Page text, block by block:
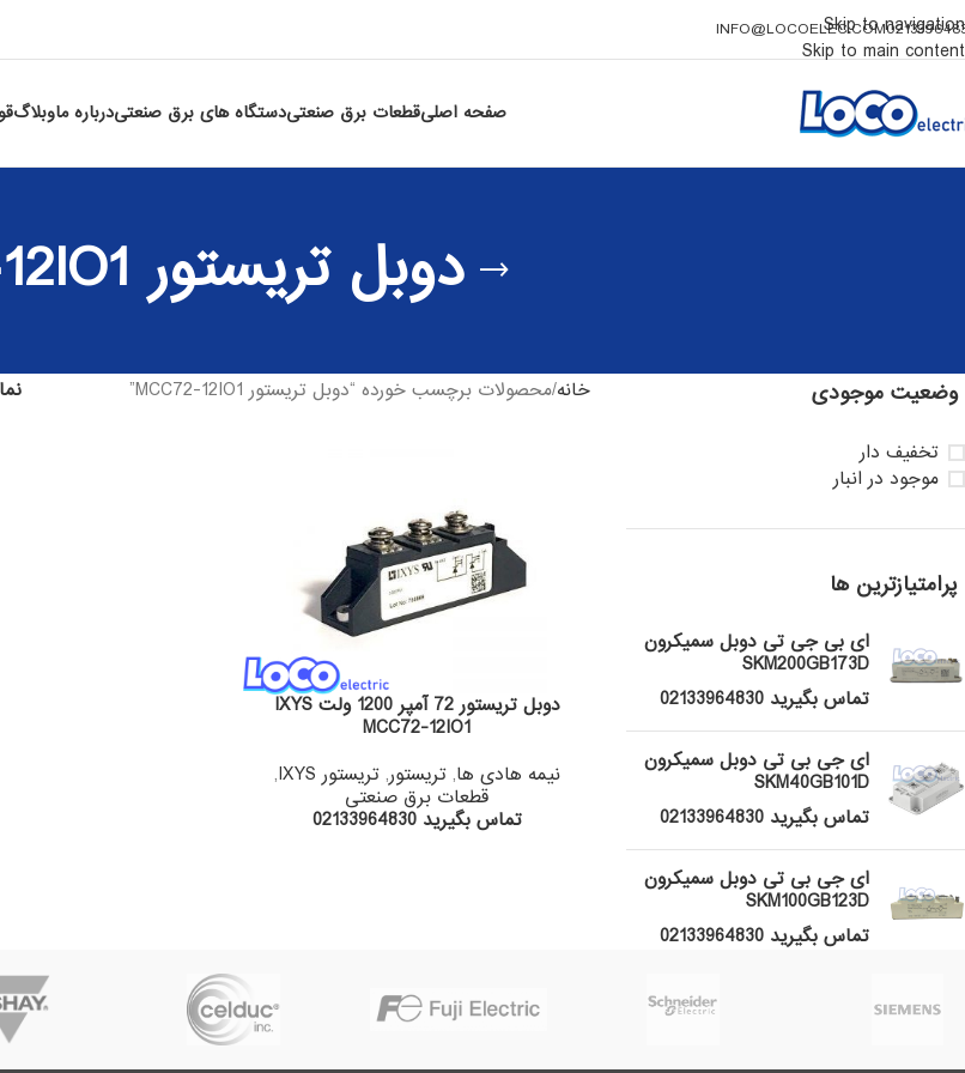
Skip to navigation
Skip to main content
INFO@LOCOELEC.COM
صفحه اصلیقطعات برق صنعتیدستگاه های برق صنعتیدرباره ماوبلاگ
دوبل تریستور MCC72-12IO1
وضعیت موجودی
تخفیف دار
موجود در انبار
پرامتیازترین ها
ای بی جی تی دوبل سمیکرون
SKM200GB173D
تماس بگیرید 02133964830
ای جی بی تی دوبل سمیکرون
SKM40GB101D
تماس بگیرید 02133964830
ای جی بی تی دوبل سمیکرون
SKM100GB123D
تماس بگیرید 02133964830
خانه محصولات برچسب خورده “دوبل تریستور MCC72-12IO1”
دوبل تریستور 72 آمپر 1200 ولت IXYS
MCC72-12IO1
نیمه هادی ها,تریستور,تریستور IXYS ,
قطعات برق صنعتی
تماس بگیرید 02133964830